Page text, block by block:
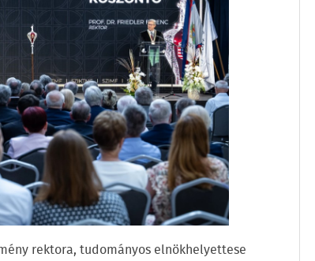
rektora, tudományos elnökhelyettese